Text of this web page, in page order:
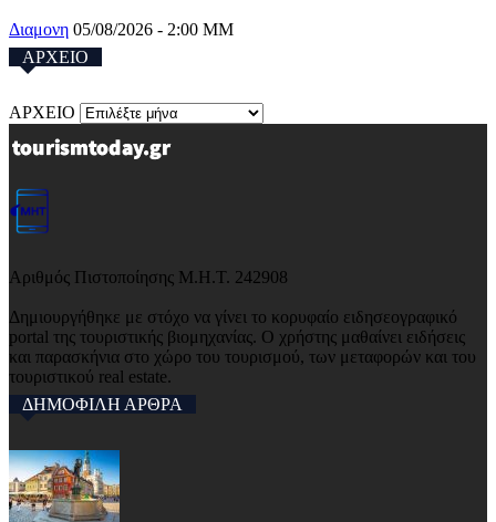
Διαμονη 05/08/2026 - 2:00 ΜΜ
ΑΡΧΕΙΟ
ΑΡΧΕΙΟ
Αριθμός Πιστοποίησης Μ.Η.Τ. 242908
Δημιουργήθηκε με στόχο να γίνει το κορυφαίο ειδησεογραφικό
portal της τουριστικής βιομηχανίας. Ο χρήστης μαθαίνει ειδήσεις
και παρασκήνια στο χώρο του τουρισμού, των μεταφορών και του
τουριστικού real estate.
ΔΗΜΟΦΙΛΗ ΑΡΘΡΑ